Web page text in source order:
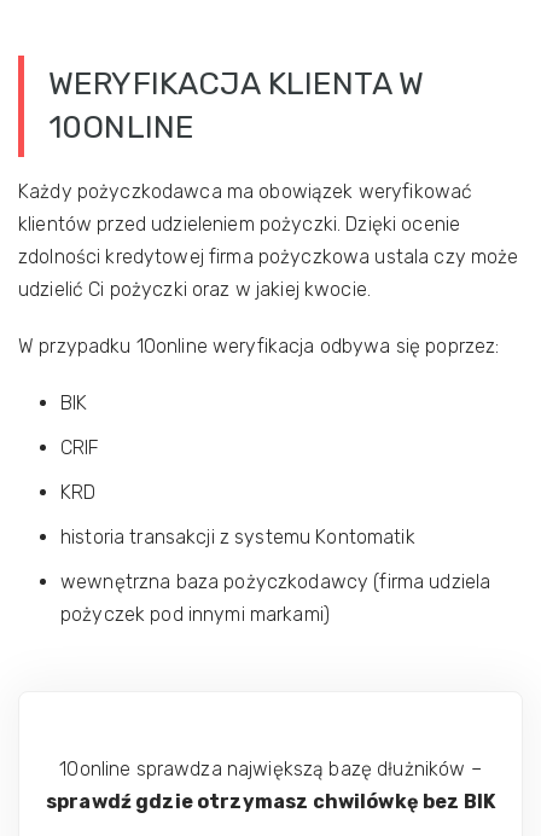
WERYFIKACJA KLIENTA W
10ONLINE
Każdy pożyczkodawca ma obowiązek weryfikować
klientów przed udzieleniem pożyczki. Dzięki ocenie
zdolności kredytowej firma pożyczkowa ustala czy może
udzielić Ci pożyczki oraz w jakiej kwocie.
W przypadku 10online weryfikacja odbywa się poprzez:
BIK
CRIF
KRD
historia transakcji z systemu Kontomatik
wewnętrzna baza pożyczkodawcy (firma udziela
pożyczek pod innymi markami)
10online sprawdza największą bazę dłużników –
sprawdź gdzie otrzymasz chwilówkę bez BIK